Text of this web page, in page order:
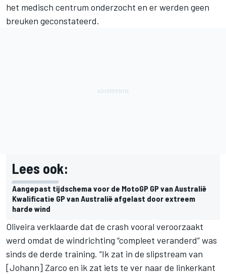
het medisch centrum onderzocht en er werden geen
breuken geconstateerd.
Lees ook:
Aangepast tijdschema voor de MotoGP GP van Australië
Kwalificatie GP van Australië afgelast door extreem
harde wind
Oliveira verklaarde dat de crash vooral veroorzaakt
werd omdat de windrichting “compleet veranderd” was
sinds de derde training. “Ik zat in de slipstream van
[Johann] Zarco en ik zat iets te ver naar de linkerkant